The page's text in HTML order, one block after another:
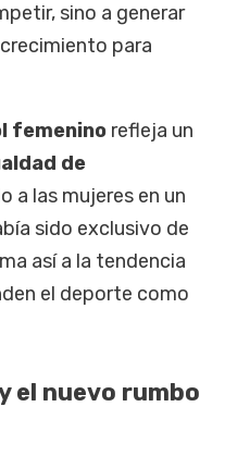
sino a generar
para
femenino refleja un
de
a las mujeres en un
sido exclusivo de
así a la tendencia
el deporte como
el nuevo rumbo